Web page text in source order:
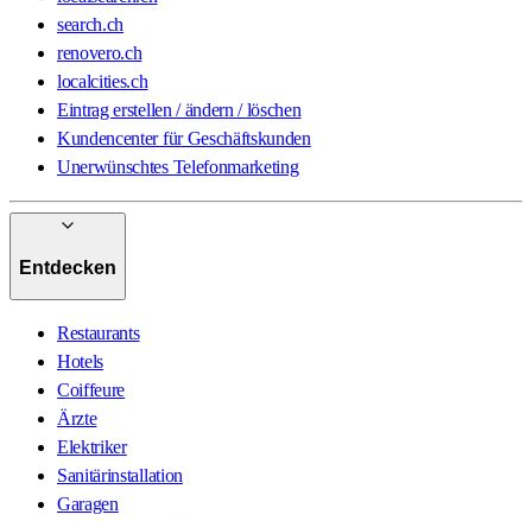
search.ch
renovero.ch
localcities.ch
Eintrag erstellen / ändern / löschen
Kundencenter für Geschäftskunden
Unerwünschtes Telefonmarketing
Entdecken
Restaurants
Hotels
Coiffeure
Ärzte
Elektriker
Sanitärinstallation
Garagen